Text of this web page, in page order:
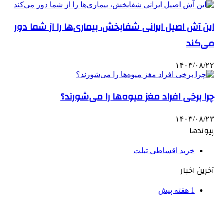
این آش اصیل ایرانی شفابخش، بیماری‌ها را از شما دور
می‌کند
۱۴۰۳/۰۸/۲۲
چرا برخی افراد مغز میوه‌ها را می‌شورند؟
۱۴۰۳/۰۸/۲۳
پیوندها
خرید اقساطی تبلت
آخرین اخبار
1 هفته پیش